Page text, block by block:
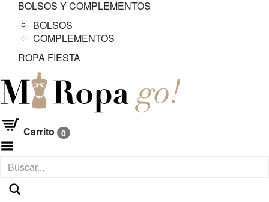
BOLSOS Y COMPLEMENTOS
BOLSOS
COMPLEMENTOS
ROPA FIESTA
Carrito 0